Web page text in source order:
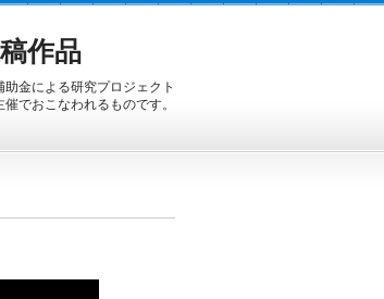
作品
金による研究プロジェクト
催でおこなわれるものです。